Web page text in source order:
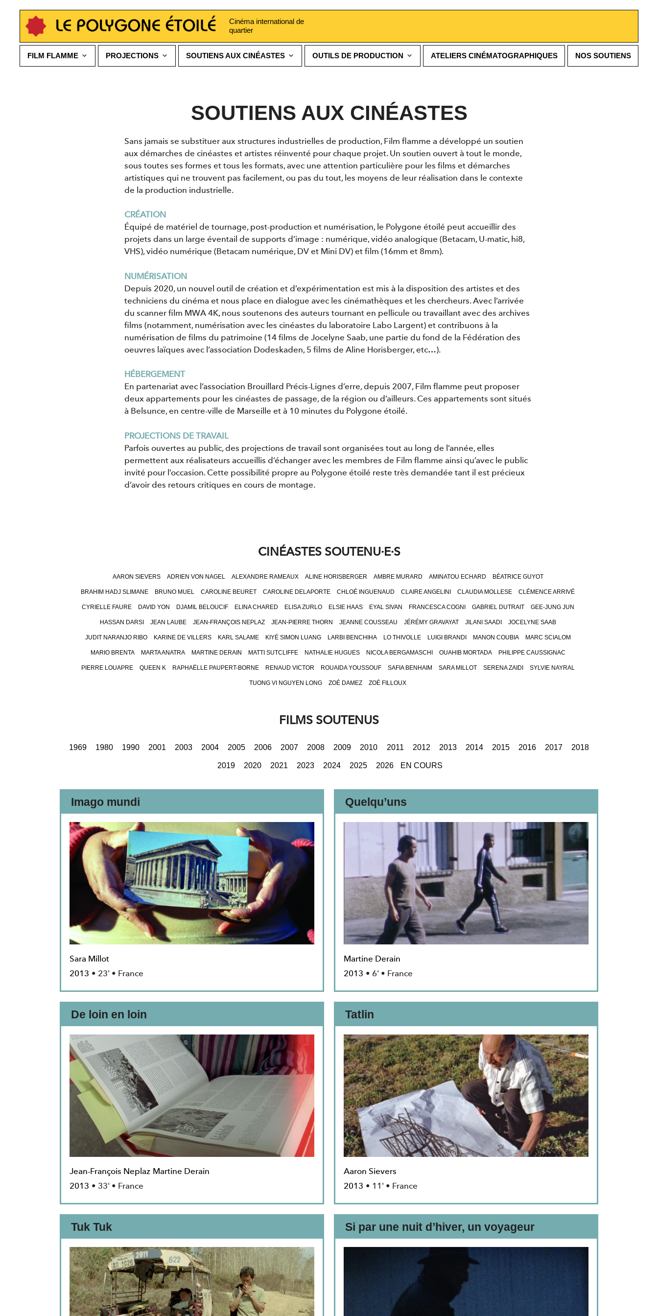
contenu
Cinéma international de
quartier
FILM FLAMME PROJECTIONS SOUTIENS AUX CINÉASTES OUTILS DE PRODUCTION ATELIERS CINÉMATOGRAPHIQUES NOS SOUTIENS
SOUTIENS AUX CINÉASTES
Sans jamais se substituer aux structures industrielles de production, Film flamme a développé un soutien
aux démarches de cinéastes et artistes réinventé pour chaque projet. Un soutien ouvert à tout le monde,
sous toutes ses formes et tous les formats, avec une attention particulière pour les films et démarches
artistiques qui ne trouvent pas facilement, ou pas du tout, les moyens de leur réalisation dans le contexte
de la production industrielle.
CRÉATION
Équipé de matériel de tournage, post-production et numérisation, le Polygone étoilé peut accueillir des
projets dans un large éventail de supports d’image : numérique, vidéo analogique (Betacam, U-matic, hi8,
VHS), vidéo numérique (Betacam numérique, DV et Mini DV) et film (16mm et 8mm).
NUMÉRISATION
Depuis 2020, un nouvel outil de création et d’expérimentation est mis à la disposition des artistes et des
techniciens du cinéma et nous place en dialogue avec les cinémathèques et les chercheurs. Avec l’arrivée
du scanner film MWA 4K, nous soutenons des auteurs tournant en pellicule ou travaillant avec des archives
films (notamment, numérisation avec les cinéastes du laboratoire Labo Largent) et contribuons à la
numérisation de films du patrimoine (14 films de Jocelyne Saab, une partie du fond de la Fédération des
oeuvres laïques avec l’association Dodeskaden, 5 films de Aline Horisberger, etc…).
HÉBERGEMENT
En partenariat avec l’association Brouillard Précis-Lignes d’erre, depuis 2007, Film flamme peut proposer
deux appartements pour les cinéastes de passage, de la région ou d’ailleurs. Ces appartements sont situés
à Belsunce, en centre-ville de Marseille et à 10 minutes du Polygone étoilé.
PROJECTIONS DE TRAVAIL
Parfois ouvertes au public, des projections de travail sont organisées tout au long de l’année, elles
permettent aux réalisateurs accueillis d’échanger avec les membres de Film flamme ainsi qu’avec le public
invité pour l’occasion. Cette possibilité propre au Polygone étoilé reste très demandée tant il est précieux
d’avoir des retours critiques en cours de montage.
CINÉASTES SOUTENU·E·S
AARON SIEVERS ADRIEN VON NAGEL ALEXANDRE RAMEAUX ALINE HORISBERGER AMBRE MURARD AMINATOU ECHARD BÉATRICE GUYOT
BRAHIM HADJ SLIMANE BRUNO MUEL CAROLINE BEURET CAROLINE DELAPORTE CHLOÉ INGUENAUD CLAIRE ANGELINI CLAUDIA MOLLESE CLÉMENCE ARRIVÉ
CYRIELLE FAURE DAVID YON DJAMIL BELOUCIF ELINA CHARED ELISA ZURLO ELSIE HAAS EYAL SIVAN FRANCESCA COGNI GABRIEL DUTRAIT GEE-JUNG JUN
HASSAN DARSI JEAN LAUBE JEAN-FRANÇOIS NEPLAZ JEAN-PIERRE THORN JEANNE COUSSEAU JÉRÉMY GRAVAYAT JILANI SAADI JOCELYNE SAAB
JUDIT NARANJO RIBO KARINE DE VILLERS KARL SALAME KIYÉ SIMON LUANG LARBI BENCHIHA LO THIVOLLE LUIGI BRANDI MANON COUBIA MARC SCIALOM
MARIO BRENTA MARTA ANATRA MARTINE DERAIN MATTI SUTCLIFFE NATHALIE HUGUES NICOLA BERGAMASCHI OUAHIB MORTADA PHILIPPE CAUSSIGNAC
PIERRE LOUAPRE QUEEN K RAPHAËLLE PAUPERT-BORNE RENAUD VICTOR ROUAIDA YOUSSOUF SAFIA BENHAIM SARA MILLOT SERENA ZAIDI SYLVIE NAYRAL
TUONG VI NGUYEN LONG ZOÉ DAMEZ ZOÉ FILLOUX
FILMS SOUTENUS
1969 1980 1990 2001 2003 2004 2005 2006 2007 2008 2009 2010 2011 2012 2013 2014 2015 2016 2017 2018
2019 2020 2021 2023 2024 2025 2026 EN COURS
Imago mundi
Sara Millot
2013 • 23' • France
Quelqu’uns
Martine Derain
2013 • 6' • France
De loin en loin
Jean-François Neplaz Martine Derain
2013 • 33' • France
Tatlin
Aaron Sievers
2013 • 11' • France
Tuk Tuk Si par une nuit d’hiver, un voyageur